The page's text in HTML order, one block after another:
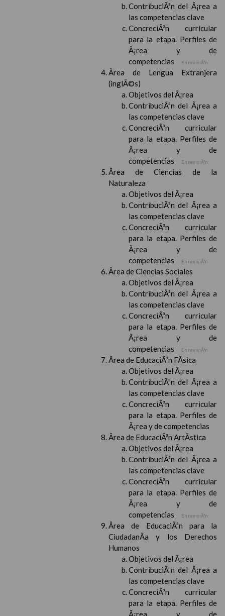
ContribuciÃ³n del Ã¡rea a
las competencias clave
ConcreciÃ³n curricular
para la etapa. Perfiles de
Ã¡rea y de
competencias
En revisiÃ³n
Ãrea de Lengua Extranjera
(inglÃ©s)
Objetivos del Ã¡rea
ContribuciÃ³n del Ã¡rea a
las competencias clave
ConcreciÃ³n curricular
para la etapa. Perfiles de
Ã¡rea y de
competencias
En revisiÃ³n
Ãrea de Ciencias de la
Naturaleza
Objetivos del Ã¡rea
ContribuciÃ³n del Ã¡rea a
las competencias clave
ConcreciÃ³n curricular
para la etapa. Perfiles de
Ã¡rea y de
competencias
En revisiÃ³n
Ãrea de Ciencias Sociales
Objetivos del Ã¡rea
ContribuciÃ³n del Ã¡rea a
las competencias clave
ConcreciÃ³n curricular
para la etapa. Perfiles de
Ã¡rea y de
competencias
En revisiÃ³n
Ãrea de EducaciÃ³n FÃ­sica
Objetivos del Ã¡rea
ContribuciÃ³n del Ã¡rea a
las competencias clave
ConcreciÃ³n curricular
para la etapa. Perfiles de
Ã¡rea y de competencias
Ãrea de EducaciÃ³n ArtÃ­stica
Objetivos del Ã¡rea
ContribuciÃ³n del Ã¡rea a
las competencias clave
ConcreciÃ³n curricular
para la etapa. Perfiles de
Ã¡rea y de
competencias
En revisiÃ³n
Ãrea de EducaciÃ³n para la
CiudadanÃ­a y los Derechos
Humanos
Objetivos del Ã¡rea
ContribuciÃ³n del Ã¡rea a
las competencias clave
ConcreciÃ³n curricular
para la etapa. Perfiles de
Ã¡rea y de